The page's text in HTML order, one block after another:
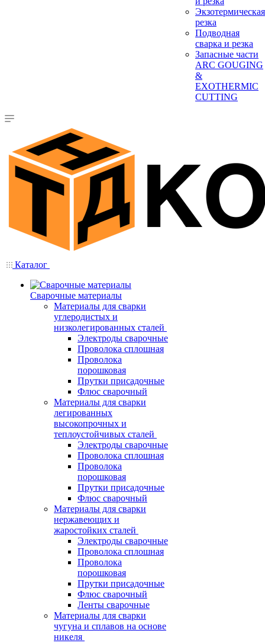
Экзотермическая
резка
Подводная
сварка и резка
Запасные части
ARC GOUGING
&
EXOTHERMIC
CUTTING
Каталог
Сварочные материалы
Материалы для сварки
углеродистых и
низколегированных сталей
Электроды сварочные
Проволока сплошная
Проволока
порошковая
Прутки присадочные
Флюс сварочный
Материалы для сварки
легированных
высокопрочных и
теплоустойчивых сталей
Электроды сварочные
Проволока сплошная
Проволока
порошковая
Прутки присадочные
Флюс сварочный
Материалы для сварки
нержавеющих и
жаростойких сталей
Электроды сварочные
Проволока сплошная
Проволока
порошковая
Прутки присадочные
Флюс сварочный
Ленты сварочные
Материалы для сварки
чугуна и сплавов на основе
никеля